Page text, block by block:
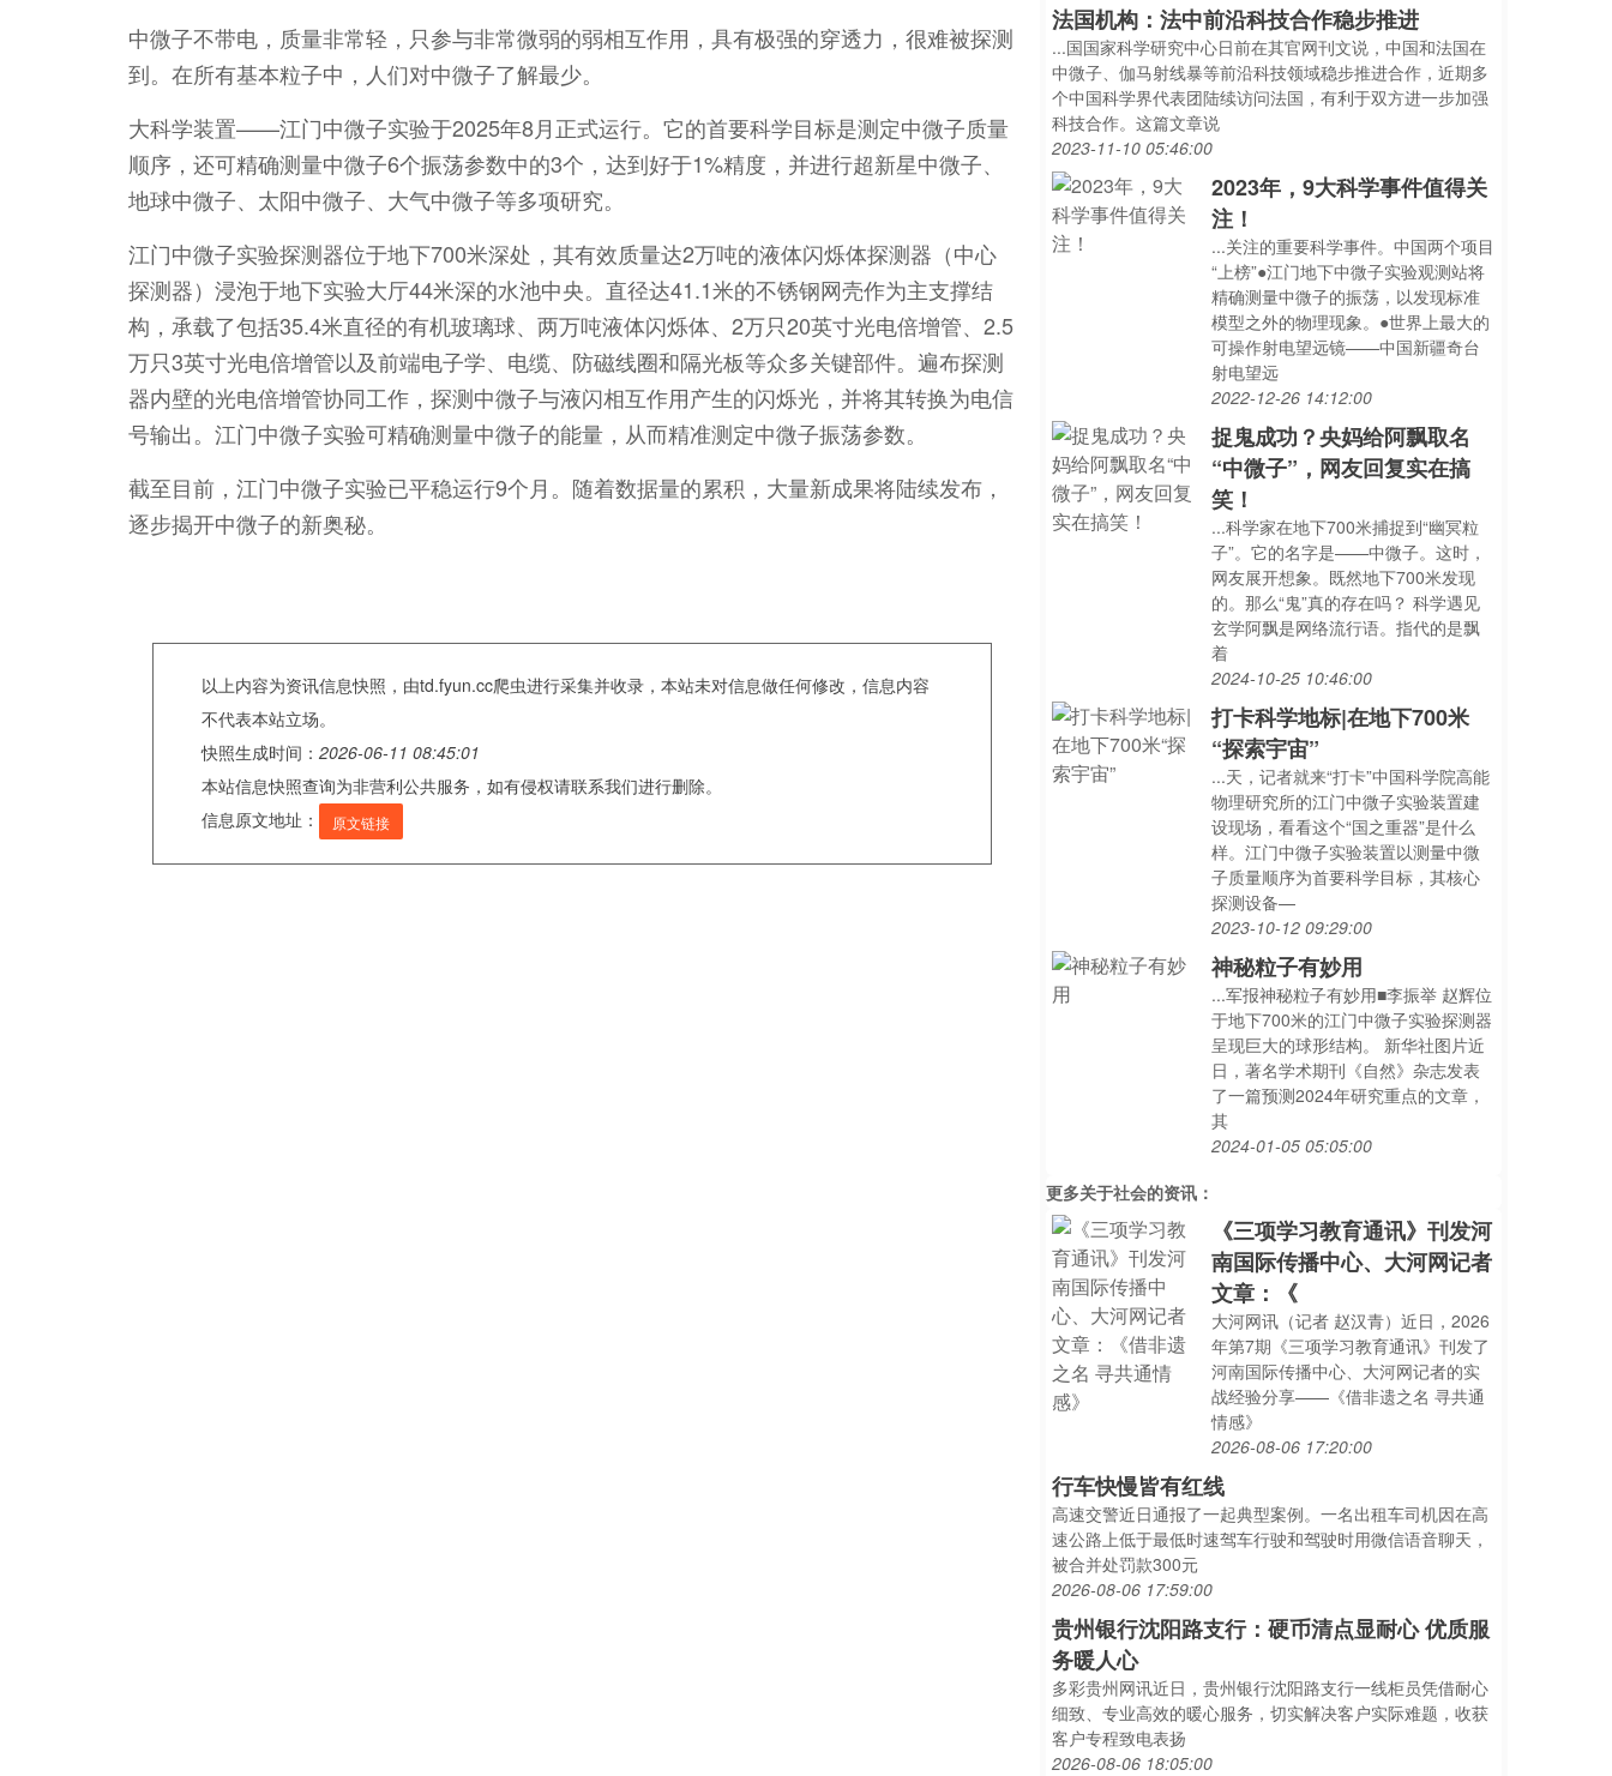
中微子不带电，质量非常轻，只参与非常微弱的弱相互作用，具有极强的穿透力，很难被探测
到。在所有基本粒子中，人们对中微子了解最少。
大科学装置——江门中微子实验于2025年8月正式运行。它的首要科学目标是测定中微子质量
顺序，还可精确测量中微子6个振荡参数中的3个，达到好于1%精度，并进行超新星中微子、
地球中微子、太阳中微子、大气中微子等多项研究。
江门中微子实验探测器位于地下700米深处，其有效质量达2万吨的液体闪烁体探测器（中心
探测器）浸泡于地下实验大厅44米深的水池中央。直径达41.1米的不锈钢网壳作为主支撑结
构，承载了包括35.4米直径的有机玻璃球、两万吨液体闪烁体、2万只20英寸光电倍增管、2.5
万只3英寸光电倍增管以及前端电子学、电缆、防磁线圈和隔光板等众多关键部件。遍布探测
器内壁的光电倍增管协同工作，探测中微子与液闪相互作用产生的闪烁光，并将其转换为电信
号输出。江门中微子实验可精确测量中微子的能量，从而精准测定中微子振荡参数。
截至目前，江门中微子实验已平稳运行9个月。随着数据量的累积，大量新成果将陆续发布，
逐步揭开中微子的新奥秘。
以上内容为资讯信息快照，由td.fyun.cc爬虫进行采集并收录，本站未对信息做任何修改，信息内容
不代表本站立场。
快照生成时间： 2026-06-11 08:45:01
本站信息快照查询为非营利公共服务，如有侵权请联系我们进行删除。
信息原文地址：
原文链接
法国机构：法中前沿科技合作稳步推进
...国国家科学研究中心日前在其官网刊文说，中国和法国在
中微子、伽马射线暴等前沿科技领域稳步推进合作，近期多
个中国科学界代表团陆续访问法国，有利于双方进一步加强
科技合作。这篇文章说
2023-11-10 05:46:00
2023年，9大科学事件值得关
注！
...关注的重要科学事件。中国两个项目
“上榜”●江门地下中微子实验观测站将
精确测量中微子的振荡，以发现标准
模型之外的物理现象。●世界上最大的
可操作射电望远镜——中国新疆奇台
射电望远
2022-12-26 14:12:00
捉鬼成功？央妈给阿飘取名
“中微子”，网友回复实在搞
笑！
...科学家在地下700米捕捉到“幽冥粒
子”。它的名字是——中微子。这时，
网友展开想象。既然地下700米发现
的。那么“鬼”真的存在吗？ 科学遇见
玄学阿飘是网络流行语。指代的是飘
着
2024-10-25 10:46:00
打卡科学地标|在地下700米
“探索宇宙”
...天，记者就来“打卡”中国科学院高能
物理研究所的江门中微子实验装置建
设现场，看看这个“国之重器”是什么
样。江门中微子实验装置以测量中微
子质量顺序为首要科学目标，其核心
探测设备—
2023-10-12 09:29:00
神秘粒子有妙用
...军报神秘粒子有妙用■李振举 赵辉位
于地下700米的江门中微子实验探测器
呈现巨大的球形结构。 新华社图片近
日，著名学术期刊《自然》杂志发表
了一篇预测2024年研究重点的文章，
其
2024-01-05 05:05:00
更多关于社会的资讯：
《三项学习教育通讯》刊发河
南国际传播中心、大河网记者
文章：《
大河网讯（记者 赵汉青）近日，2026
年第7期《三项学习教育通讯》刊发了
河南国际传播中心、大河网记者的实
战经验分享——《借非遗之名 寻共通
情感》
2026-08-06 17:20:00
行车快慢皆有红线
高速交警近日通报了一起典型案例。一名出租车司机因在高
速公路上低于最低时速驾车行驶和驾驶时用微信语音聊天，
被合并处罚款300元
2026-08-06 17:59:00
贵州银行沈阳路支行：硬币清点显耐心 优质服
务暖人心
多彩贵州网讯近日，贵州银行沈阳路支行一线柜员凭借耐心
细致、专业高效的暖心服务，切实解决客户实际难题，收获
客户专程致电表扬
2026-08-06 18:05:00